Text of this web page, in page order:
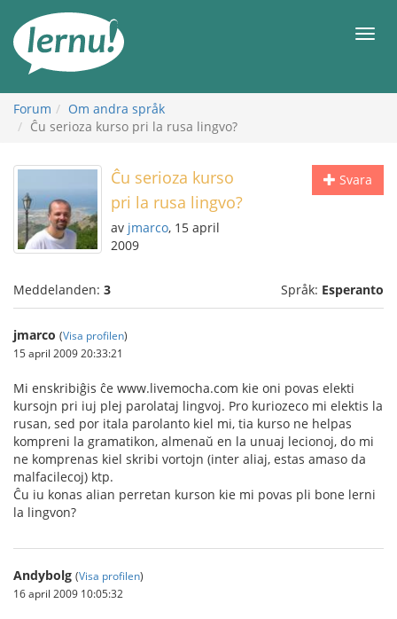
sidans
innehåll
Meny
Forum
Om andra språk
Ĉu serioza kurso pri la rusa lingvo?
Svara
Ĉu serioza kurso
pri la rusa lingvo?
av jmarco, 15 april
2009
Meddelanden: 3 Språk: Esperanto
jmarco (Visa profilen)
15 april 2009 20:33:21
Mi enskribiĝis ĉe www.livemocha.com kie oni povas elekti
kursojn pri iuj plej parolataj lingvoj. Pro kuriozeco mi elektis la
rusan, sed por itala parolanto kiel mi, tia kurso ne helpas
kompreni la gramatikon, almenaŭ en la unuaj lecionoj, do mi
ne komprenas kiel skribi vortojn (inter aliaj, estas amaso da
malfacilecoj) ktp.
Ĉu iu konas alian perretan kurson kie mi povas pli bone lerni
la lingvon?
Andybolg (Visa profilen)
16 april 2009 10:05:32